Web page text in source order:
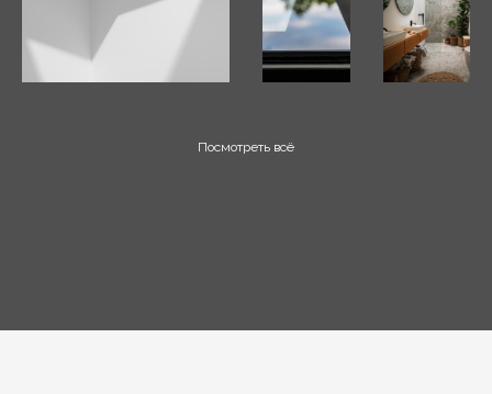
Посмотреть всё